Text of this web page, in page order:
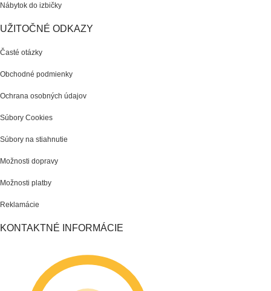
Nábytok do izbičky
UŽITOČNÉ ODKAZY
Časté otázky
Obchodné podmienky
Ochrana osobných údajov
Súbory Cookies
Súbory na stiahnutie
Možnosti dopravy
Možnosti platby
Reklamácie
KONTAKTNÉ INFORMÁCIE